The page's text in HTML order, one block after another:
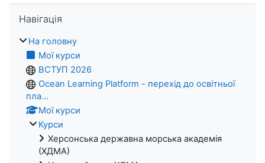
Навігація
На головну
Мої курси
ВСТУП 2026
Ocean Learning Platform - перехід до освітньої
пла...
Мої курси
Курси
Херсонська державна морська академія
(ХДМА)